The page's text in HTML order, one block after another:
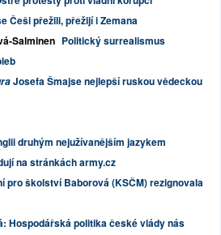
Češi přežili, přežijí i Zemana
Salminen Politický surrealismus
Josefa Šmajse nejlepší ruskou vědeckou
druhým nejužívanějším jazykem
na stránkách army.cz
pro školství Baborová (KSČM) rezignovala
Hospodářská politika české vlády nás